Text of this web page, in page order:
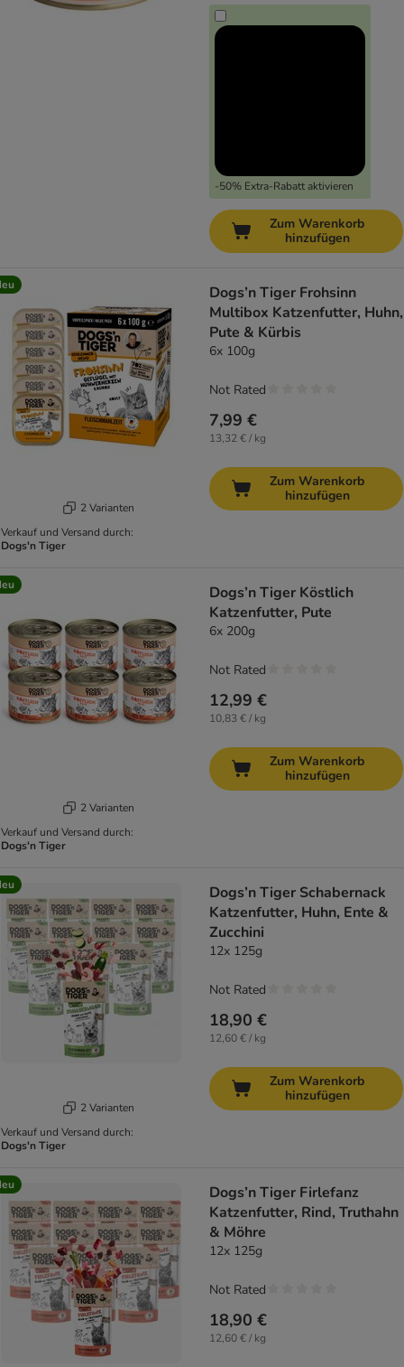
-50% Extra-Rabatt aktivieren
Zum Warenkorb
hinzufügen
2 Varianten
Verkauf und Versand durch:
Dogs'n Tiger
Dogs’n Tiger Frohsinn
Multibox Katzenfutter, Huhn,
Pute & Kürbis
6x 100g
7,99 €
13,32 € / kg
Not Rated
Zum Warenkorb
hinzufügen
2 Varianten
Verkauf und Versand durch:
Dogs'n Tiger
Dogs’n Tiger Köstlich
Katzenfutter, Pute
6x 200g
12,99 €
10,83 € / kg
Not Rated
Zum Warenkorb
hinzufügen
2 Varianten
Verkauf und Versand durch:
Dogs'n Tiger
Dogs’n Tiger Schabernack
Katzenfutter, Huhn, Ente &
Zucchini
12x 125g
18,90 €
12,60 € / kg
Not Rated
Zum Warenkorb
hinzufügen
Dogs’n Tiger Firlefanz
Katzenfutter, Rind, Truthahn
& Möhre
12x 125g
18,90 €
12,60 € / kg
Not Rated